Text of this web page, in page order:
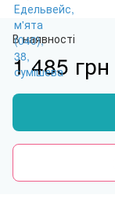
В наявності
1 485 грн